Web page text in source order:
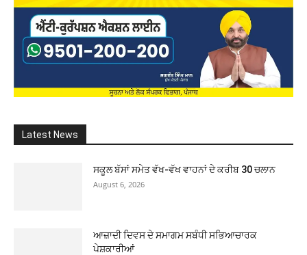
Latest News
ਸਕੂਲ ਬੱਸਾਂ ਸਮੇਤ ਵੱਖ-ਵੱਖ ਵਾਹਨਾਂ ਦੇ ਕਰੀਬ 30 ਚਲਾਨ
August 6, 2026
ਆਜ਼ਾਦੀ ਦਿਵਸ ਦੇ ਸਮਾਗਮ ਸਬੰਧੀ ਸਭਿਆਚਾਰਕ
ਪੇਸ਼ਕਾਰੀਆਂ